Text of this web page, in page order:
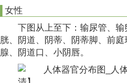
女性
下图从上至下：输尿管、
胱、阴道、阴蒂、阴蒂脚、前
腺、阴道口、小阴唇。